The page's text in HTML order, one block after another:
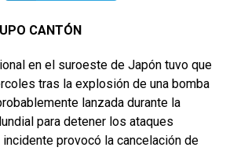
CANTÓN
en el suroeste de Japón tuvo que
tras la explosión de una bomba
lanzada durante la
para detener los ataques
incidente provocó la cancelación de